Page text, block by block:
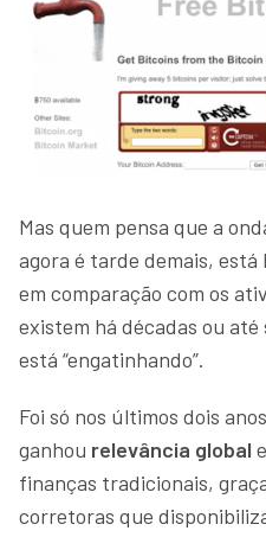
Mas quem pensa que a
agora é tarde demais,
em comparação com os
existem há décadas ou
está “engatinhando”.
Foi só nos últimos dois
ganhou relevância global
finanças tradicionais,
corretoras que